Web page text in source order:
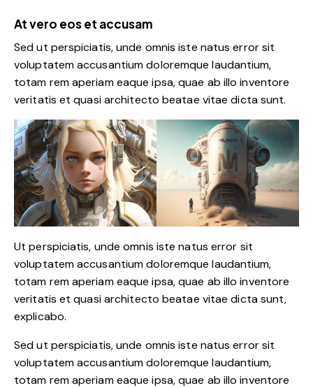
At vero eos et accusam
Sed ut perspiciatis, unde omnis iste natus error sit
voluptatem accusantium doloremque laudantium,
totam rem aperiam eaque ipsa, quae ab illo inventore
veritatis et quasi architecto beatae vitae dicta sunt.
Ut perspiciatis, unde omnis iste natus error sit
voluptatem accusantium doloremque laudantium,
totam rem aperiam eaque ipsa, quae ab illo inventore
veritatis et quasi architecto beatae vitae dicta sunt,
explicabo.
Sed ut perspiciatis, unde omnis iste natus error sit
voluptatem accusantium doloremque laudantium,
totam rem aperiam eaque ipsa, quae ab illo inventore